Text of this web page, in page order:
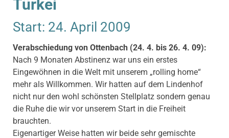
Türkei
Start: 24. April 2009
Verabschiedung von Ottenbach (24. 4. bis 26. 4. 09):
Nach 9 Monaten Abstinenz war uns ein erstes
Eingewöhnen in die Welt mit unserem „rolling home“
mehr als Willkommen. Wir hatten auf dem Lindenhof
nicht nur den wohl schönsten Stellplatz sondern genau
die Ruhe die wir vor unserem Start in die Freiheit
brauchten.
Eigenartiger Weise hatten wir beide sehr gemischte